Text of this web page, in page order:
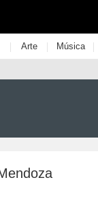
| Arte | Música |